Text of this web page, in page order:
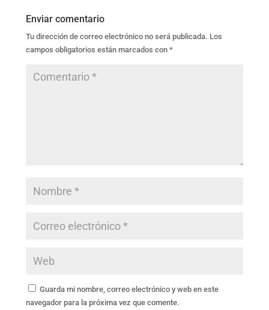
Enviar comentario
Tu dirección de correo electrónico no será publicada. Los
campos obligatorios están marcados con *
Guarda mi nombre, correo electrónico y web en este
navegador para la próxima vez que comente.